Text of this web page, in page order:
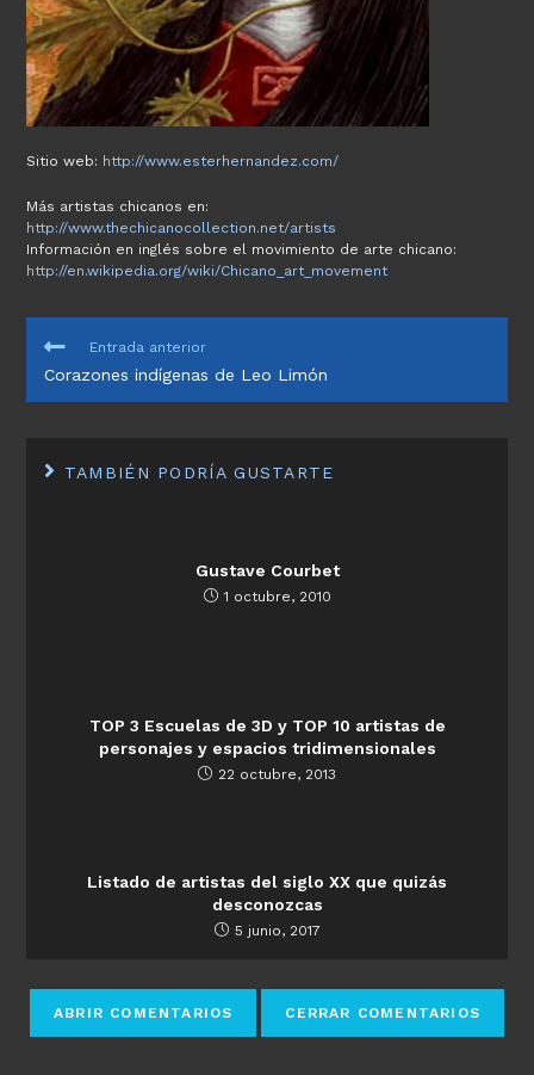
Sitio web: http://www.esterhernandez.com/
Más artistas chicanos en:
http://www.thechicanocollection.net/artists
Información en inglés sobre el movimiento de arte chicano:
http://en.wikipedia.org/wiki/Chicano_art_movement
LEER
ARTÍCULOS
Entrada anterior
Corazones indígenas de Leo Limón
TAMBIÉN PODRÍA GUSTARTE
Gustave Courbet
1 octubre, 2010
TOP 3 Escuelas de 3D y TOP 10 artistas de
personajes y espacios tridimensionales
22 octubre, 2013
Listado de artistas del siglo XX que quizás
desconozcas
5 junio, 2017